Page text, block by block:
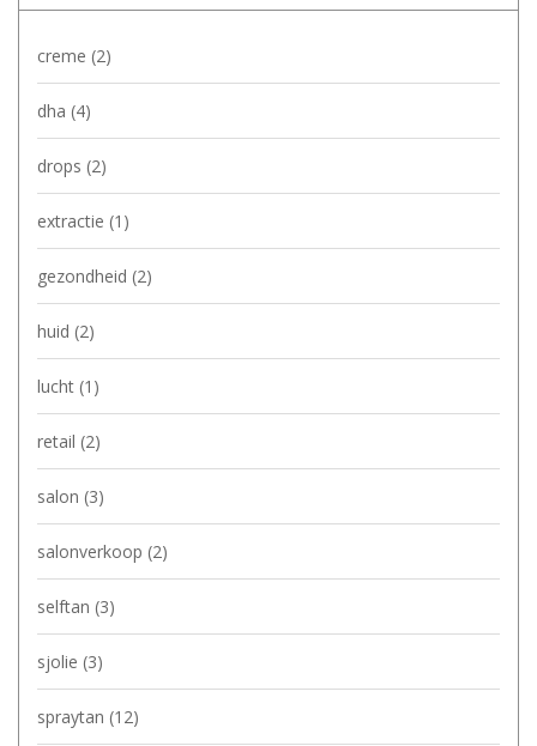
creme (2)
dha (4)
drops (2)
extractie (1)
gezondheid (2)
huid (2)
lucht (1)
retail (2)
salon (3)
salonverkoop (2)
selftan (3)
sjolie (3)
spraytan (12)